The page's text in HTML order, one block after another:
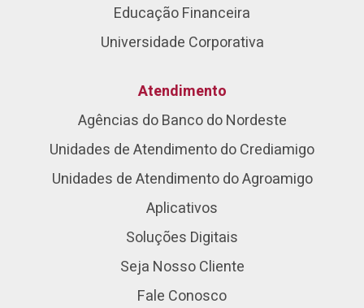
Educação Financeira
Universidade Corporativa
Atendimento
Agências do Banco do Nordeste
Unidades de Atendimento do Crediamigo
Unidades de Atendimento do Agroamigo
Aplicativos
Soluções Digitais
Seja Nosso Cliente
Fale Conosco